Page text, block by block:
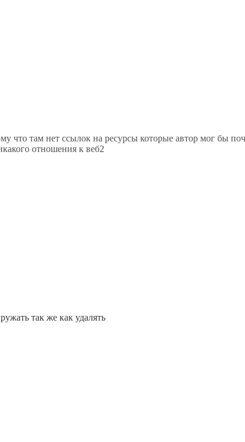
что там нет ссылок на ресурсы которые автор мог бы
отношения к веб2
так же как удалять